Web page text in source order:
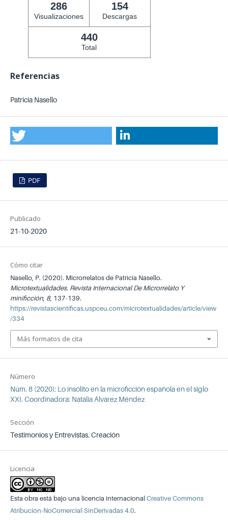
286
Visualizaciones
154
Descargas
440
Total
Referencias
Patricia Nasello
PDF
Publicado
21-10-2020
Número
Núm. 8 (2020): Lo insólito en la microficción española en el siglo
XXI. Coordinadora: Natalia Álvarez Méndez
Sección
Testimonios y Entrevistas. Creación
Licencia
Esta obra está bajo una licencia internacional Creative Commons
Atribución-NoComercial-SinDerivadas 4.0.
Cómo citar
Nasello, P. (2020). Microrrelatos de Patricia Nasello.
Microtextualidades. Revista Internacional De Microrrelato Y
minificción, 8, 137-139.
https://revistascientificas.uspceu.com/microtextualidades/article/view
/334
Más formatos de cita